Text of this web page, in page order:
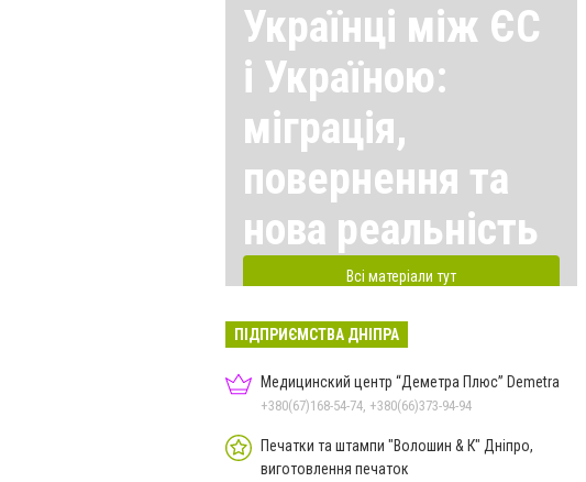
Українці між ЄС
і Україною:
міграція,
повернення та
нова реальність
Всі матеріали тут
ПІДПРИЄМСТВА ДНІПРА
Медицинский центр “Деметра Плюс” Demetra
+380(67)168-54-74, +380(66)373-94-94
Печатки та штампи "Волошин & К" Дніпро,
виготовлення печаток